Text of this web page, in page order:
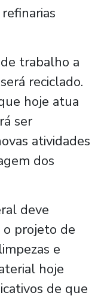
trabalho a
reciclado.
hoje atua
ser
atividades
dos
deve
o projeto de
e
hoje
de que